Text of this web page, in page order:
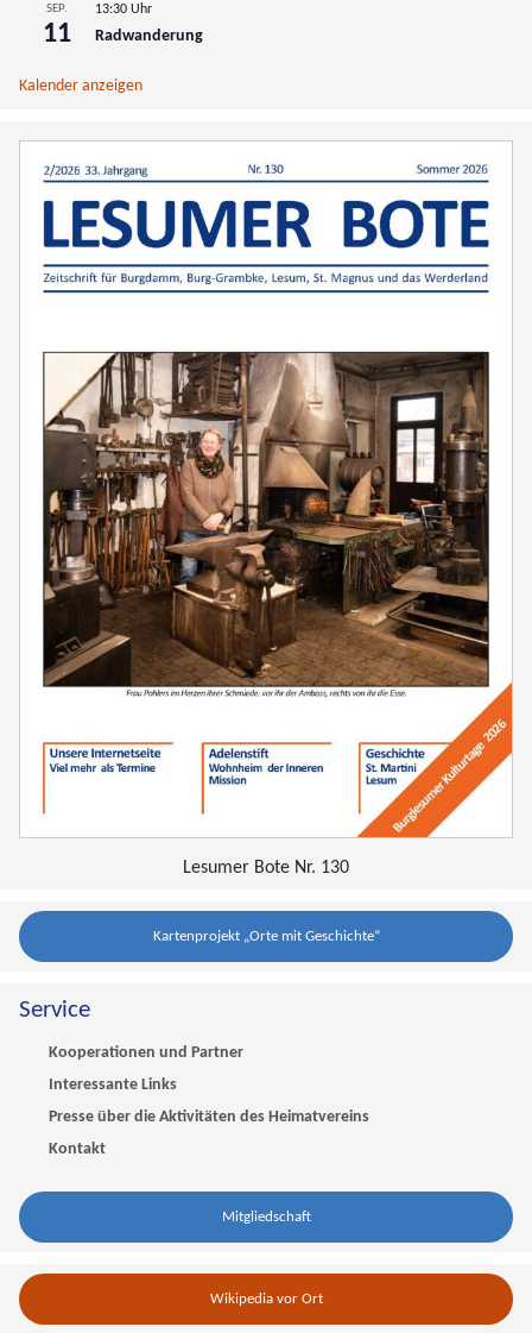
SEP.
11
13:30 Uhr
Radwanderung
Kalender anzeigen
Lesumer Bote Nr. 130
Kartenprojekt „Orte mit Geschichte“
Service
Kooperationen und Partner
Interessante Links
Presse über die Aktivitäten des Heimatvereins
Kontakt
Mitgliedschaft
Wikipedia vor Ort